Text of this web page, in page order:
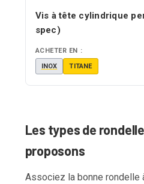
Vis à tête cylindrique
spec)
ACHETER EN :
INOX
TITANE
Les types de
proposons
Associez la bonne rondelle